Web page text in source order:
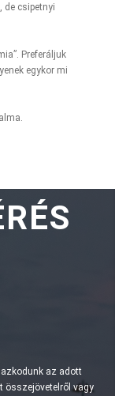
de csipetnyi
Preferáljuk
egykor mi
az adott
összejövetelről vagy